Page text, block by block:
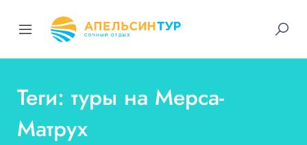
Теги: туры на Мерса-
Матрух